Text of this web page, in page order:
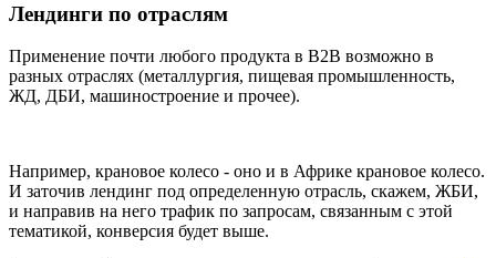
Лендинги по отраслям
Применение почти любого продукта в B2B возможно в
разных отраслях (металлургия, пищевая промышленность,
ЖД, ДБИ, машиностроение и прочее).
Например, крановое колесо - оно и в Африке крановое колесо.
И заточив лендинг под определенную отрасль, скажем, ЖБИ,
и направив на него трафик по запросам, связанным с этой
тематикой, конверсия будет выше.